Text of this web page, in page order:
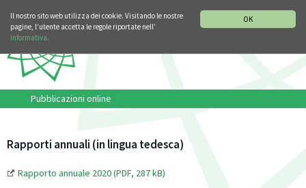
OK
Il nostro sito web utilizza dei cookie. Visitando le nostre
pagine, l’utente accetta le regole riportate nell’
informativa.
Pubblicazioni online
Rapporti annuali (in lingua tedesca)
Rapporto annuale 2020 (PDF, 287 kB)